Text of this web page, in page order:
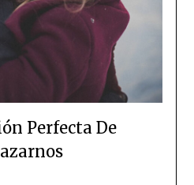
Perfecta De